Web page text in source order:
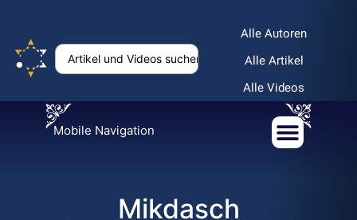
Alle Autoren
Alle Artikel
Alle Videos
Mobile Navigation
Mikdasch